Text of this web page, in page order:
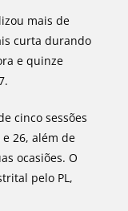
mais de
curta durando
e quinze
cinco sessões
26, além de
ocasiões. O
pelo PL,